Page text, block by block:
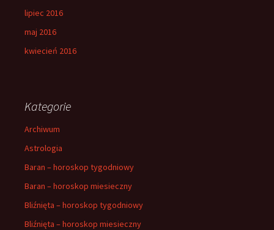
lipiec 2016
maj 2016
kwiecień 2016
Kategorie
Archiwum
Astrologia
Baran – horoskop tygodniowy
Baran – horoskop miesieczny
Bliźnięta – horoskop tygodniowy
Bliźnięta – horoskop miesieczny